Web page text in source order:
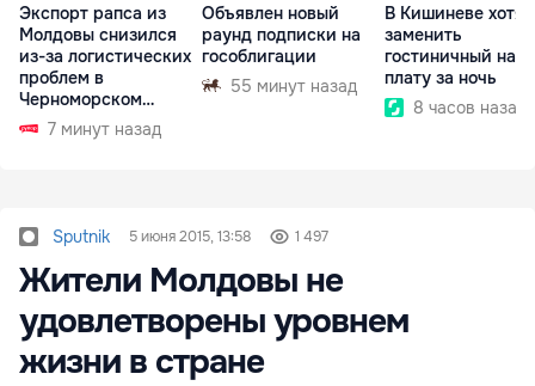
Экспорт рапса из
Молдовы снизился
из-за логистических
проблем в
Черноморском
регионе
7 минут назад
Объявлен новый
раунд подписки на
гособлигации
55 минут назад
В Кишиневе хотят
заменить
гостиничный
плату за ночь
8 часов назад
Sputnik 5 июня 2015, 13:58 1 497
Жители Молдовы не
удовлетворены уровнем
жизни в стране